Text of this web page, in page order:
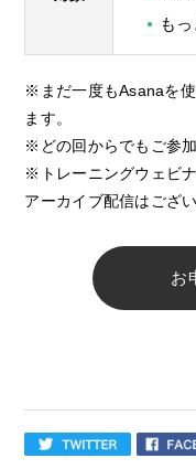
も
※まだ一度もAsanaを
ます。
※どの回からでもご参加
※トレーニングウェビ
アーカイブ配信はござい
お